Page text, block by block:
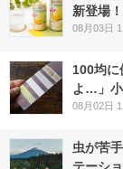
新登場！
08月03日
100均に
よ…」小
08月02日
虫が苦
テーシ